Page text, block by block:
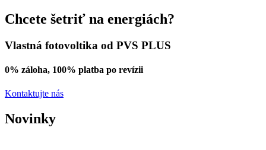
Chcete šetriť na energiách?
Vlastná fotovoltika od PVS PLUS
0% záloha, 100% platba po revízii
Kontaktujte nás
Novinky